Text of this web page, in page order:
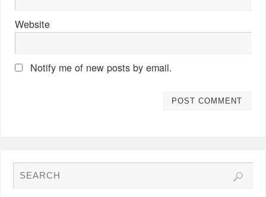
Website
Notify me of new posts by email.